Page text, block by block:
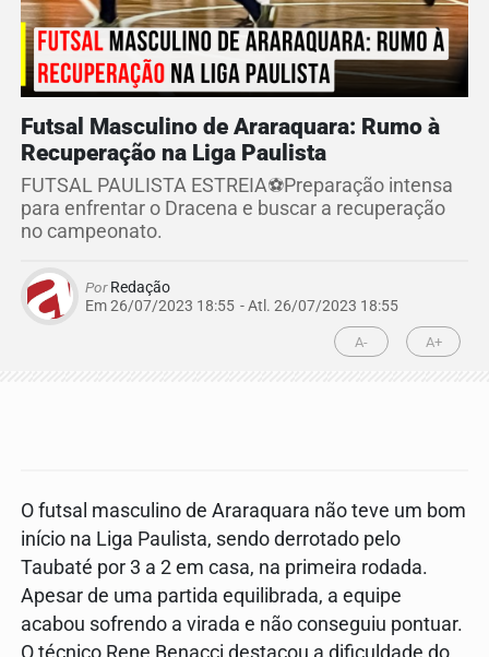
Futsal Masculino de Araraquara: Rumo à
Recuperação na Liga Paulista
FUTSAL PAULISTA ESTREIA⚽️Preparação intensa
para enfrentar o Dracena e buscar a recuperação
no campeonato.
PorRedação
Em 26/07/2023 18:55 - Atl. 26/07/2023 18:55
A- A+
O futsal masculino de Araraquara não teve um bom
início na Liga Paulista, sendo derrotado pelo
Taubaté por 3 a 2 em casa, na primeira rodada.
Apesar de uma partida equilibrada, a equipe
acabou sofrendo a virada e não conseguiu pontuar.